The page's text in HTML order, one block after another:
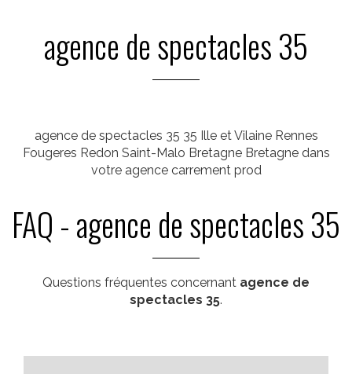
agence de spectacles 35
agence de spectacles 35 35 Ille et Vilaine Rennes
Fougeres Redon Saint-Malo Bretagne Bretagne dans
votre agence carrement prod
FAQ - agence de spectacles 35
Questions fréquentes concernant agence de
spectacles 35.